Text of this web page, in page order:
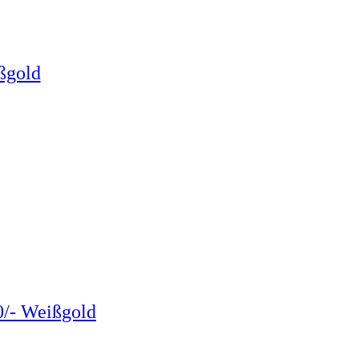
Weißgold